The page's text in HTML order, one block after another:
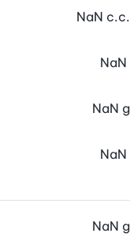
NaN c.c.
NaN
NaN g
NaN
NaN g